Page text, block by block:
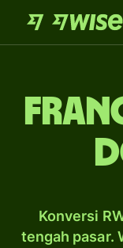
Konversi
tengah pasar.